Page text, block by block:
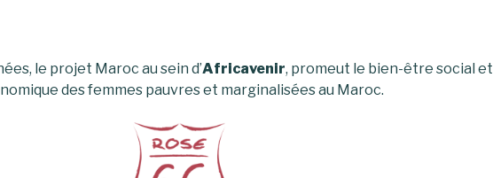
le projet Maroc au sein d’Africavenir, promeut le bien-être social et
des femmes pauvres et marginalisées au Maroc.